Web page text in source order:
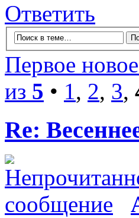
Ответить
Первое
из 5 • 1, 2, 3,
Re: